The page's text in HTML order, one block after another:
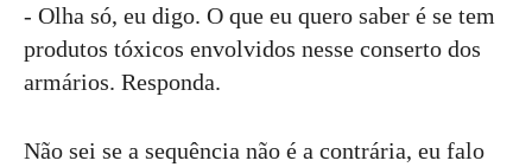
- Olha só, eu digo. O que eu quero saber é se tem
produtos tóxicos envolvidos nesse conserto dos
armários. Responda.
Não sei se a sequência não é a contrária, eu falo